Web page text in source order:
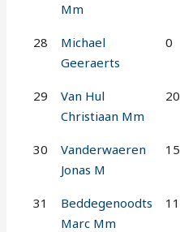
Mm
28
Michael
Geeraerts
0
29
Van Hul
Christiaan Mm
30
Vanderwaeren
Jonas M
31
Beddegenoodts
Marc Mm